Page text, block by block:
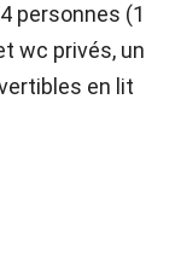
personnes (1
wc privés, un
en lit